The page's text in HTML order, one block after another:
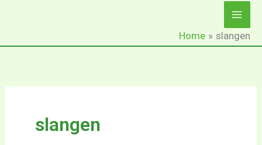
Home slangen
slangen